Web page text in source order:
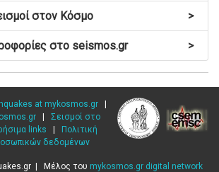
>
στον Κόσμο
>
στο seismos.gr
at mykosmos.gr|
| Σεισμοί στο
links
Πολιτική
δεδομένων
| Μέλος του mykosmos.gr digital network